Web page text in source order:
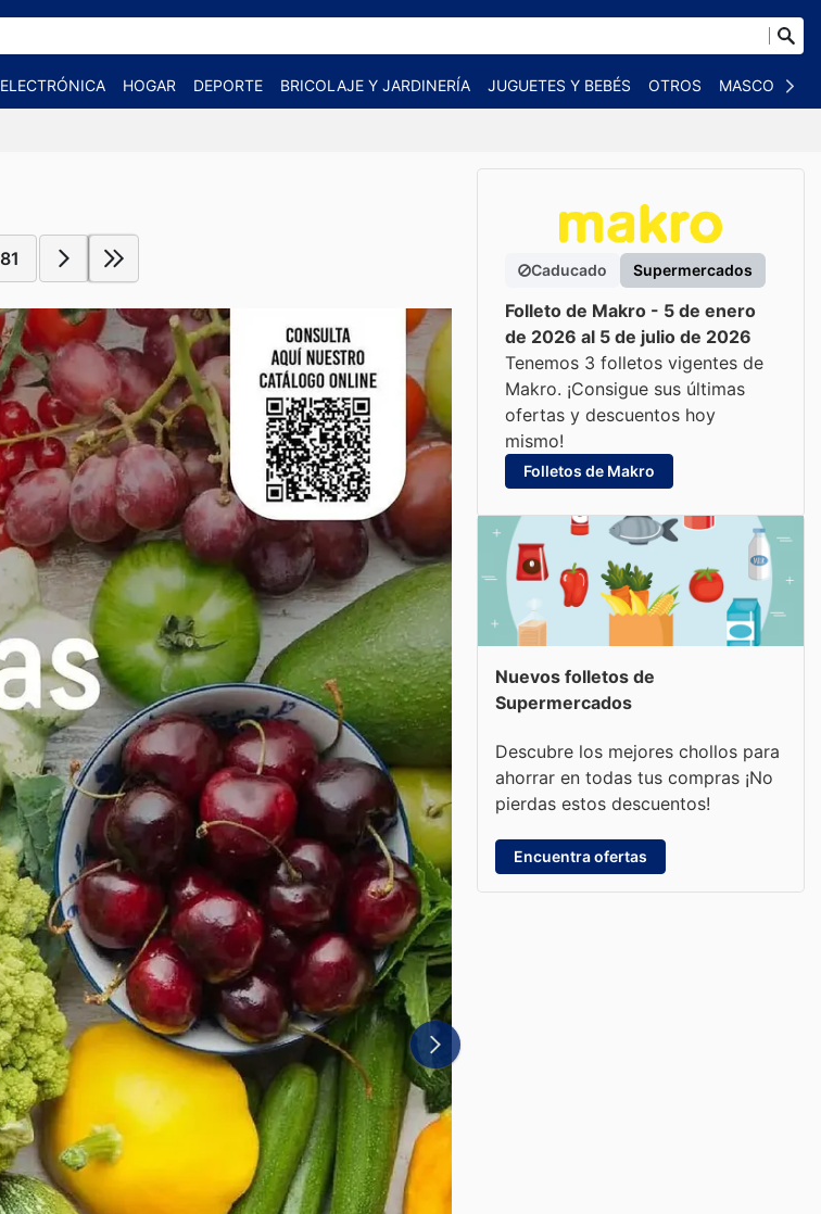
ELECTRÓNICA HOGAR DEPORTE BRICOLAJE Y JARDINERÍA JUGUETES Y BEBÉS OTROS MASCOTAS
81
Caducado Supermercados
Folleto de Makro - 5 de enero
de 2026 al 5 de julio de 2026
Tenemos 3 folletos vigentes de
Makro. ¡Consigue sus últimas
ofertas y descuentos hoy
mismo!
Folletos de Makro
Nuevos folletos de
Supermercados
Descubre los mejores chollos para
ahorrar en todas tus compras ¡No
pierdas estos descuentos!
Encuentra ofertas